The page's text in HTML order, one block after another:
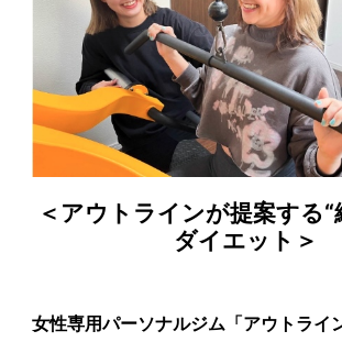
＜アウトラインが提案する“
ダイエット＞
女性専用パーソナルジム「アウトライ